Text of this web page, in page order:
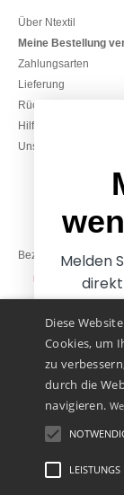
Über Ntextil
Meine Bestellung
Zahlungsarten
Lieferung
Rückerstattungen /
Hilfe & FAQs
Unsere Engagements
Bezahlung mit
Unsere Paketzusteller
Diese
Cookies, um
zu
durch die
navigieren.
LEISTUNGS
Melden